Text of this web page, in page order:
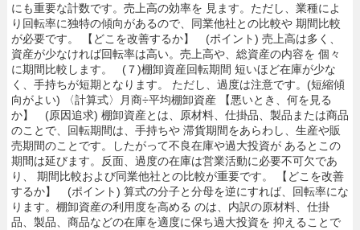
にも重要な計数です。売上高の効率を 見ます。ただし、業種によ
り回転率に独特の傾向があるので、同業他社との比較や 期間比較
が必要です。 【どこを改善するか】 (ポイント) 売上高は多く、
資産が少なければ回転率は高い。売上高や、総資産の内容を 個々
に期間比較します。 (７)棚卸資産回転期間 短いほど在庫が少な
く、手持ちが短期となります。 ただし、過度は注意です。(短縮傾
向がよい) 〈計算式〉月商÷平均棚卸資産 【悪いとき、何を見る
か】 (原因追求) 棚卸資産とは、原材料、仕掛品、製品または商品
のことで、回転期間は、手持ちや 滞貨期間をあらわし、生産や販
売期間のことです。したがって不良在庫や過大投資が あるとこの
期間は延びます。反面、過度の在庫は営業活動に必要不可欠であ
り、 期間比較および同業他社との比較が重要です。 【どこを改善
するか】 (ポイント) 算式の分子と分母を逆にすれば、回転率にな
ります。棚卸資産の利用度を高める のは、内訳の原材料、仕掛
品、製品、商品などの在庫を適度に保ち過大投資を 抑えることで